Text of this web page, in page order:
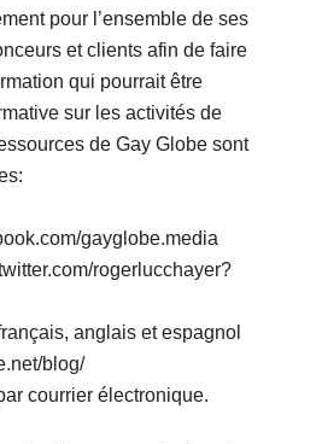
pour l’ensemble de ses
et clients afin de faire
qui pourrait être
sur les activités de
de Gay Globe sont
gayglobe.media
rogerlucchayer?
anglais et espagnol
blog/
courrier électronique.